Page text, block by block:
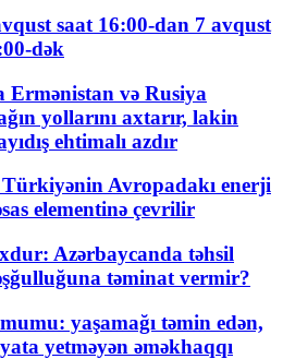
saat 16:00-dan 7 avqust
dək
Ermənistan və Rusiya
yollarını axtarır, lakin
ehtimalı azdır
Türkiyənin Avropadakı enerji
elementinə çevrilir
Azərbaycanda təhsil
təminat vermir?
yaşamağı təmin edən,
yetməyən əməkhaqqı